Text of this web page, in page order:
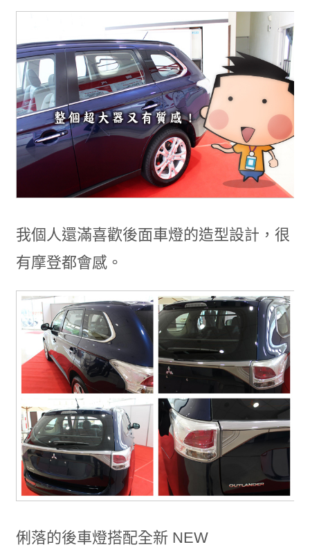
我個人還滿喜歡後面車燈的造型設計，很
有摩登都會感。
俐落的後車燈搭配全新 NEW